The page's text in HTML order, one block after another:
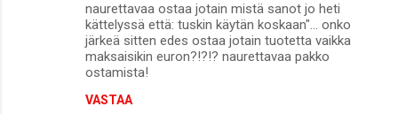
naurettavaa ostaa jotain mistä sanot jo heti
kättelyssä että: tuskin käytän koskaan"... onko
järkeä sitten edes ostaa jotain tuotetta vaikka
maksaisikin euron?!?!? naurettavaa pakko
ostamista!
VASTAA